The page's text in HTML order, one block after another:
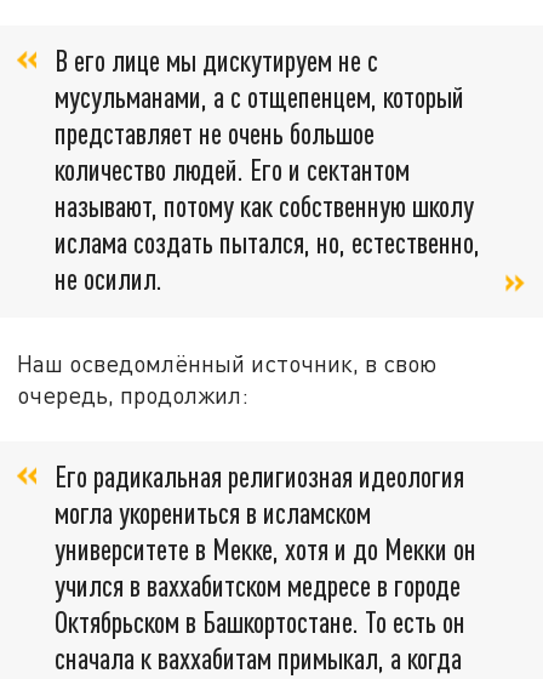
В его лице мы дискутируем не с
мусульманами, а с отщепенцем, который
представляет не очень большое
количество людей. Его и сектантом
называют, потому как собственную школу
ислама создать пытался, но, естественно,
не осилил.
Наш осведомлённый источник, в свою
очередь, продолжил:
Его радикальная религиозная идеология
могла укорениться в исламском
университете в Мекке, хотя и до Мекки он
учился в ваххабитском медресе в городе
Октябрьском в Башкортостане. То есть он
сначала к ваххабитам примыкал, а когда